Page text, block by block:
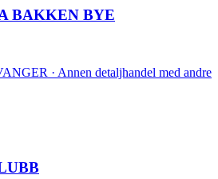
BAKKEN BYE
· Annen detaljhandel med andre